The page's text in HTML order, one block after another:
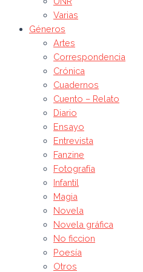
Varias
Géneros
Artes
Correspondencia
Crónica
Cuadernos
Cuento – Relato
Diario
Ensayo
Entrevista
Fanzine
Fotografía
Infantil
Magia
Novela
Novela gráfica
No ficcion
Poesía
Otros